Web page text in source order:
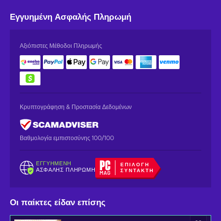
Εγγυημένη Ασφαλής Πληρωμή
Αξιόπιστες Μέθοδοι Πληρωμής
Κρυπτογράφηση & Προστασία Δεδομένων
Βαθμολογία εμπιστοσύνης 100/100
ΕΓΓΥΗΜΈΝΗ
ΑΣΦΑΛΉΣ ΠΛΗΡΩΜΉ
ΕΠΙΛΟΓΉ
ΣΥΝΤΆΚΤΗ
Οι παίκτες είδαν επίσης